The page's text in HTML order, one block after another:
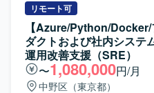
したクラウド環境上で、
Terraformなどの最新技術ス
います。
おいて、自社プロダクトお
計、構築、運用改善をリー
タを扱う高いセキュリティ
ムが迅速かつ安全にデプロイ
きます。 SLI/SLOによる信頼
のある基盤づくり、監視・オ
リモート可
【Azure/Python/
ダクトおよび社内システ
運用改善支援（SRE）
〜1,080,000円/月
中野区（東京都）